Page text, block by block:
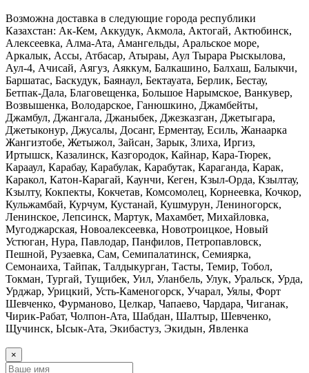
Возможна доставка в следующие города республики
Казахстан: Ак-Кем, Аккудук, Акмола, Актогай, Актюбинск,
Алексеевка, Алма-Ата, Амангельды, Аральское море,
Аркалык, Ассы, Атбасар, Атыраы, Аул Тырара Рыскылова,
Аул-4, Ачисай, Аягуз, Аяккум, Балкашино, Балхаш, Балыкчи,
Баршатас, Баскудук, Баянаул, Бектауата, Берлик, Бестау,
Бетпак-Дала, Благовещенка, Большое Нарымское, Ванкувер,
Возвышенка, Володарское, Ганюшкино, Джамбейты,
Джамбул, Джангала, Джаныбек, Джезказган, Джетыгара,
Джетыконур, Джусалы, Досанг, Ерментау, Есиль, Жанаарка
Жангизтобе, Жетыжол, Зайсан, Зарык, Злиха, Иргиз,
Иртышск, Казалинск, Казгородок, Кайнар, Кара-Тюрек,
Карааул, Карабау, Карабулак, Карабутак, Караганда, Карак,
Каракол, Катон-Карагай, Каунчи, Кеген, Кзыл-Орда, Кзылтау,
Кзылту, Кокпекты, Кокчетав, Комсомолец, Корнеевка, Кочкор,
Кульжамбай, Курчум, Кустанай, Кушмурун, Лениногорск,
Ленинское, Лепсинск, Мартук, Махамбет, Михайловка,
Мугоджарская, Новоалексеевка, Новотроицкое, Новый
Устюган, Нура, Павлодар, Панфилов, Петропавловск,
Пешной, Рузаевка, Сам, Семипалатинск, Семиярка,
Семонаиха, Тайпак, Талдыкурган, Тасты, Темир, Тобол,
Токман, Тургай, Тущибек, Уил, Уланбель, Улук, Уральск, Урда,
Урджар, Урицкий, Усть-Каменогорск, Учарал, Уялы, Форт
Шевченко, Фурманово, Целкар, Чапаево, Чардара, Чиганак,
Чирик-Рабат, Чолпон-Ата, Шабдан, Шалтыр, Шевченко,
Щучинск, Ысык-Ата, Экибастуз, Экидын, Явленка
×